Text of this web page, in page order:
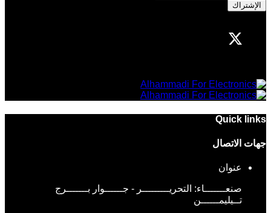
الإشتراك
Quick links
جهات الاتصال
عنوان
صنعـــــــاء: التحريـــــــــر - جــــــوار بـــــــرج
تــيليمــــــن